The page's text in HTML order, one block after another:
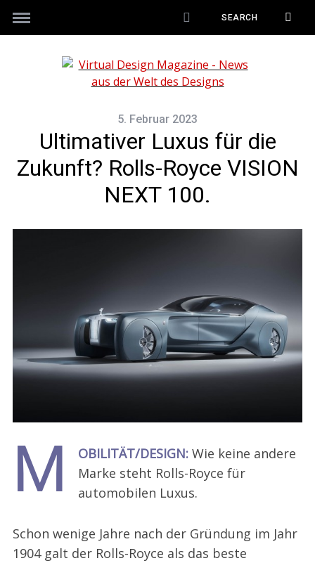
5. Februar 2023
Ultimativer Luxus für die
Zukunft? Rolls-Royce VISION
NEXT 100.
M OBILITÄT/DESIGN:Wie keine andere
Marke steht Rolls-Royce für
automobilen Luxus.
Schon wenige Jahre nach der Gründung im Jahr
1904 galt der Rolls-Royce als das beste